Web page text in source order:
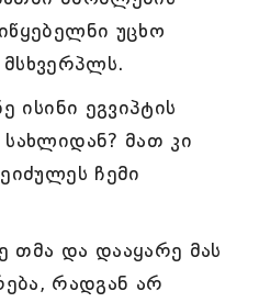
უცხო
ისინი ეგვიპტის
მათ კი
ჩემი
თმა და დააყარე მას
რადგან არ